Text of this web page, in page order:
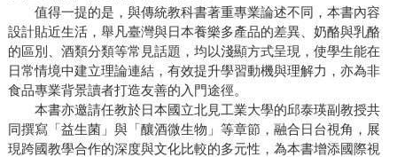
值得一提的是，與傳統教科書著重專業論述不同，本書內容
設計貼近生活，舉凡臺灣與日本養樂多產品的差異、奶酪與乳酪
的區別、酒類分類等常見話題，均以淺顯方式呈現，使學生能在
日常情境中建立理論連結，有效提升學習動機與理解力，亦為非
食品專業背景讀者打造友善的入門途徑。
本書亦邀請任教於日本國立北見工業大學的邱泰瑛副教授共
同撰寫「益生菌」與「釀酒微生物」等章節，融合日台視角，展
現跨國教學合作的深度與文化比較的多元性，為本書增添國際視